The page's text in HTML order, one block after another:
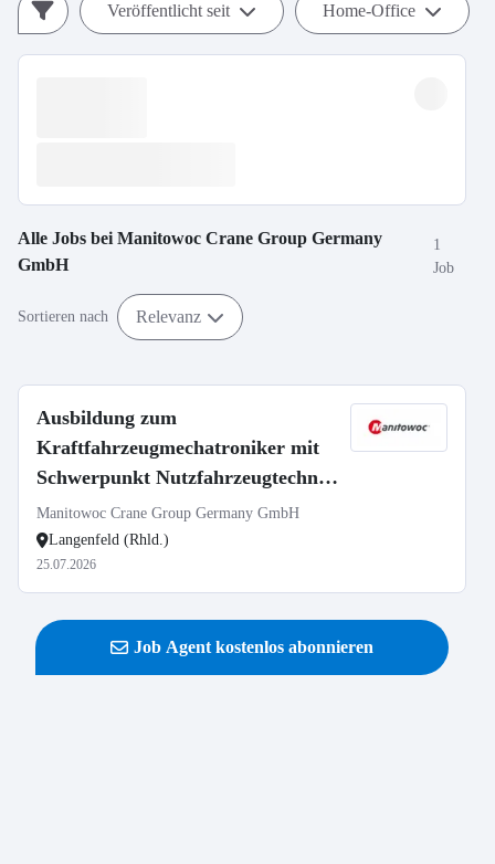
Veröffentlicht seit Home-Office
Alle Jobs bei Manitowoc Crane Group Germany
GmbH
1
Job
Sortieren nach Relevanz
Ausbildung zum
Kraftfahrzeugmechatroniker mit
Schwerpunkt Nutzfahrzeugtechnik
(m/w/d)
Manitowoc Crane Group Germany GmbH
Langenfeld (Rhld.)
25.07.2026
Job Agent kostenlos abonnieren